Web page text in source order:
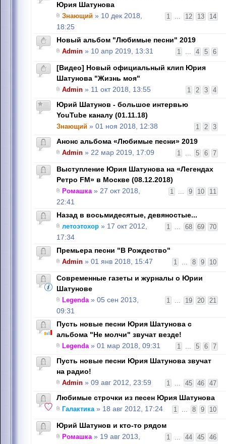
Юрия Шатунова
1 ... 12 13 14
Знающий » 10 дек 2018,
18:25
Новый альбом "Любимые песни" 2019
1 ... 4 5 6
Admin » 10 апр 2019, 13:31
[Видео] Новый официальный клип Юрия
Шатунова "Жизнь моя"
1 2 3 4
Admin » 11 окт 2018, 13:55
Юрий Шатунов - большое интервью
YouTube каналу (01.11.18)
1 2 3
Знающий » 01 ноя 2018, 12:38
Анонс альбома «Любимые песни» 2019
1 ... 5 6 7
Admin » 22 мар 2019, 17:09
Выступление Юрия Шатунова на «Легендах
Ретро FM» в Москве (08.12.2018)
1 ... 9 10 11
Ромашка» 27 окт 2018,
22:41
Назад в восьмидесятые, девяностые...
1 ... 68 69 70
летоэтохор » 17 окт 2012,
17:34
Премьера песни "В Рождество"
1 ... 8 9 10
Admin » 01 янв 2018, 15:47
Современные газеты и журналы о Юрии
Шатунове
1 ... 19 20 21
Legenda» 05 сен 2013,
09:31
Пусть новые песни Юрия Шатунова с
альбома "Не молчи" звучат везде!
1 ... 5 6 7
Legenda» 01 мар 2018, 09:31
Пусть новые песни Юрия Шатунова звучат
на радио!
1 ... 45 46 47
Admin » 09 авг 2012, 23:59
Любимые строчки из песен Юрия Шатунова
1 ... 8 9 10
Галактика» 18 авг 2012, 17:24
Юрий Шатунов и кто-то рядом
1 ... 44 45 46
Ромашка» 19 авг 2013,